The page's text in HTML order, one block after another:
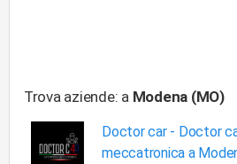
Trova aziende: a Modena (MO)
Doctor car - Doctor
meccatronica a